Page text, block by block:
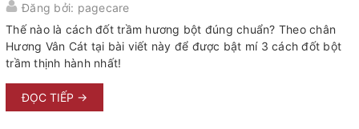
Đăng bởi: pagecare
Thế nào là cách đốt trầm hương bột đúng chuẩn? Theo chân
Hương Vân Cát tại bài viết này để được bật mí 3 cách đốt bột
trầm thịnh hành nhất!
ĐỌC TIẾP →